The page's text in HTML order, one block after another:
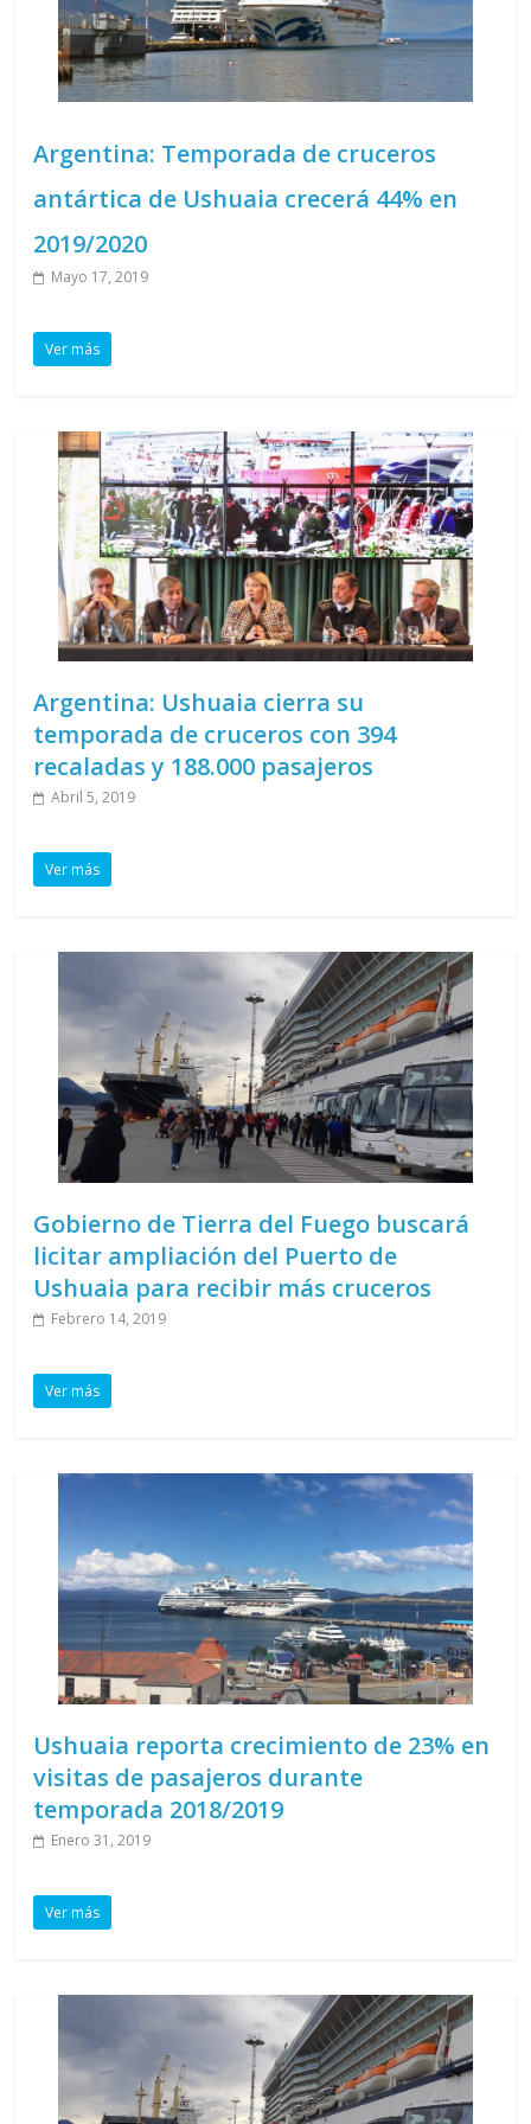
Argentina: Temporada de cruceros
antártica de Ushuaia crecerá 44% en
2019/2020
Mayo 17, 2019
Ver más
Argentina: Ushuaia cierra su
temporada de cruceros con 394
recaladas y 188.000 pasajeros
Abril 5, 2019
Ver más
Gobierno de Tierra del Fuego buscará
licitar ampliación del Puerto de
Ushuaia para recibir más cruceros
Febrero 14, 2019
Ver más
Ushuaia reporta crecimiento de 23% en
visitas de pasajeros durante
temporada 2018/2019
Enero 31, 2019
Ver más